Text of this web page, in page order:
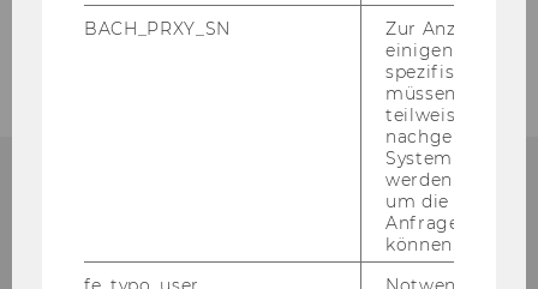
Mitarbeiter/innen
BACH_PRXY_SN
Zur Anzeige von
einigen WU-
spezifischen
müssen
teilweise von
nachgelagerten
System
werden.
um die Antwort
Anfrage
können.